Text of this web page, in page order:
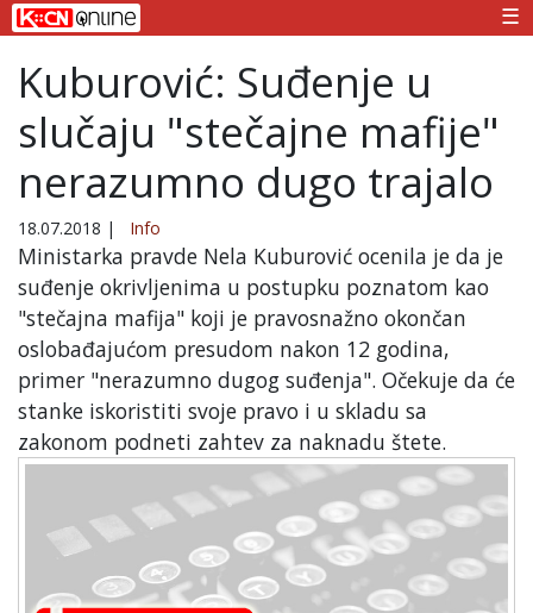
☰
Kuburović: Suđenje u
slučaju "stečajne mafije"
nerazumno dugo trajalo
18.07.2018 | Info
Ministarka pravde Nela Kuburović ocenila je da je
suđenje okrivljenima u postupku poznatom kao
"stečajna mafija" koji je pravosnažno okončan
oslobađajućom presudom nakon 12 godina,
primer "nerazumno dugog suđenja". Očekuje da će
stanke iskoristiti svoje pravo i u skladu sa
zakonom podneti zahtev za naknadu štete.